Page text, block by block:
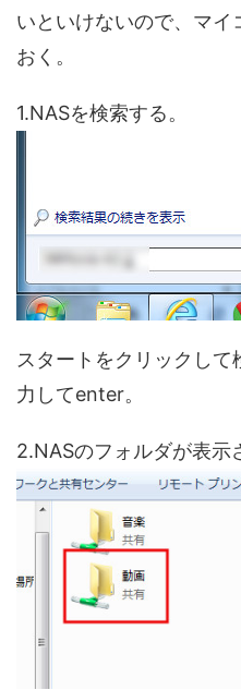
いといけないので、マイ
おく。
1.NASを検索する。
スタートをクリックして
力してenter。
2.NASのフォルダが表示